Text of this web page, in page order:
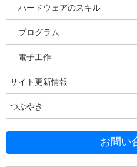
ハードウェアのスキル
プログラム
電子工作
サイト更新情報
つぶやき
お問い